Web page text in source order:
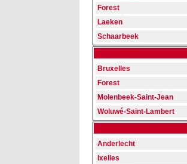
Forest
Laeken
Schaarbeek
Bruxelles
Forest
Molenbeek-Saint-Jean
Woluwé-Saint-Lambert
Anderlecht
Ixelles